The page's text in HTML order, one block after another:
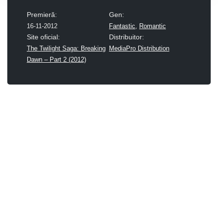
Premieră:
16-11-2012
Gen:
Fantastic, Romantic
Site oficial:
The Twilight Saga: Breaking
Dawn – Part 2 (2012)
Distribuitor:
MediaPro Distribution